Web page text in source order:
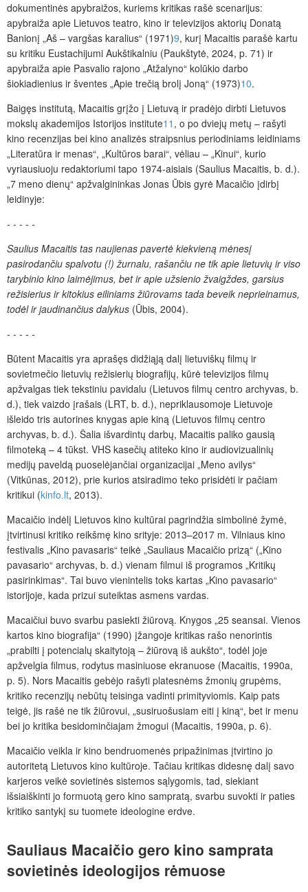
dokumentinės apybraižos, kuriems kritikas rašė scenarijus:
apybraiža apie Lietuvos teatro, kino ir televizijos aktorių Donatą
Banionį „Aš – vargšas karalius“ (1971)9, kurį Macaitis parašė kartu
su kritiku Eustachijumi Aukštikalniu (Paukštytė, 2024, p. 71) ir
apybraiža apie Pasvalio rajono „Atžalyno“ kolūkio darbo
šiokiadienius ir šventes „Apie trečią brolį Joną“ (1973)10.
Baigęs institutą, Macaitis grįžo į Lietuvą ir pradėjo dirbti Lietuvos
mokslų akademijos Istorijos institute11 , o po dviejų metų – rašyti
kino recenzijas bei kino analizės straipsnius periodiniams leidiniams
„Literatūra ir menas“, „Kultūros barai“, vėliau – „Kinui“, kurio
vyriausiuoju redaktoriumi tapo 1974-aisiais (Saulius Macaitis, b. d.).
„7 meno dienų“ apžvalgininkas Jonas Ūbis gyrė Macaičio įdirbį
leidinyje:
- - - - -
Saulius Macaitis tas naujienas pavertė kiekvieną mėnesį
pasirodančiu spalvotu (!) žurnalu, rašančiu ne tik apie lietuvių ir viso
tarybinio kino laimėjimus, bet ir apie užsienio žvaigždes, garsius
režisierius ir kitokius eiliniams žiūrovams tada beveik neprieinamus,
todėl ir jaudinančius dalykus (Ūbis, 2004).
- - - - -
Būtent Macaitis yra aprašęs didžiąją dalį lietuviškų filmų ir
sovietmečio lietuvių režisierių biografijų, kūrė televizijos filmų
apžvalgas tiek tekstiniu pavidalu (Lietuvos filmų centro archyvas, b.
d.), tiek vaizdo įrašais (LRT, b. d.), nepriklausomoje Lietuvoje
išleido tris autorines knygas apie kiną (Lietuvos filmų centro
archyvas, b. d.). Šalia išvardintų darbų, Macaitis paliko gausią
filmoteką – 4 tūkst. VHS kasečių atiteko kino ir audiovizualinių
medijų paveldą puoselėjančiai organizacijai „Meno avilys“
(Vitkūnas, 2012), prie kurios atsiradimo teko prisidėti ir pačiam
kritikui (kinfo.lt, 2013).
Macaičio indėlį Lietuvos kino kultūrai pagrindžia simbolinė žymė,
įtvirtinusi kritiko reikšmę kino srityje: 2013–2017 m. Vilniaus kino
festivalis „Kino pavasaris“ teikė „Sauliaus Macaičio prizą“ („Kino
pavasario“ archyvas, b. d.) vienam filmui iš programos „Kritikų
pasirinkimas“. Tai buvo vienintelis toks kartas „Kino pavasario“
istorijoje, kada prizui suteiktas asmens vardas.
Macaičiui buvo svarbu pasiekti žiūrovą. Knygos „25 seansai. Vienos
kartos kino biografija“ (1990) įžangoje kritikas rašo nenorintis
„prabilti į potencialų skaitytoją – žiūrovą iš aukšto“, todėl joje
apžvelgia filmus, rodytus masiniuose ekranuose (Macaitis, 1990a,
p. 5). Nors Macaitis gebėjo rašyti platesnėms žmonių grupėms,
kritiko recenzijų nebūtų teisinga vadinti primityviomis. Kaip pats
teigė, jis rašė ne tik žiūrovui, „susiruošusiam eiti į kiną“, bet ir menu
bei jo kritika besidominčiajam žmogui (Macaitis, 1990a, p. 6).
Macaičio veikla ir kino bendruomenės pripažinimas įtvirtino jo
autoritetą Lietuvos kino kultūroje. Tačiau kritikas didesnę dalį savo
karjeros veikė sovietinės sistemos sąlygomis, tad, siekiant
išsiaiškinti jo formuotą gero kino sampratą, svarbu suvokti ir paties
kritiko santykį su tuomete ideologine erdve.
Sauliaus Macaičio gero kino samprata
sovietinės ideologijos rėmuose